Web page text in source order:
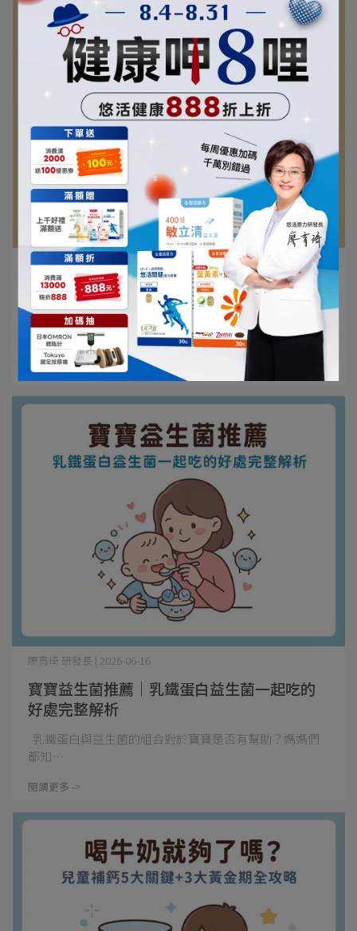
兒童益生菌推薦哪一款？營養師教你5原則挑
出適合小朋友的益生菌
廖育琦 研發長 | 2026-06-17
小孩換季就狀況連連、吃飯挑三揀四、排便老是不⋯
閱讀更多 ->
寶寶益生菌推薦｜乳鐵蛋白益生菌一起吃的
好處完整解析
廖育琦 研發長 | 2026-06-16
乳鐵蛋白與益生菌的組合對於寶寶是否有幫助？媽媽們
都知⋯
閱讀更多 ->